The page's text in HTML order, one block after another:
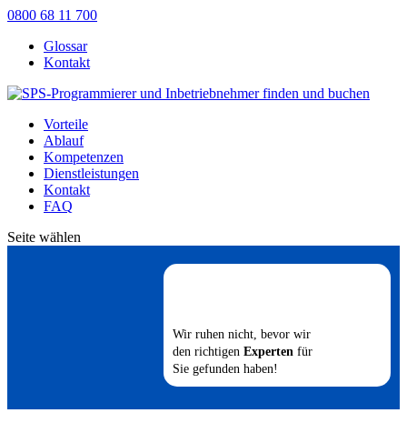
0800 68 11 700
Glossar
Kontakt
Vorteile
Ablauf
Kompetenzen
Dienstleistungen
Kontakt
FAQ
Seite wählen
Wir ruhen nicht, bevor wir
den richtigen Experten für
Sie gefunden haben!